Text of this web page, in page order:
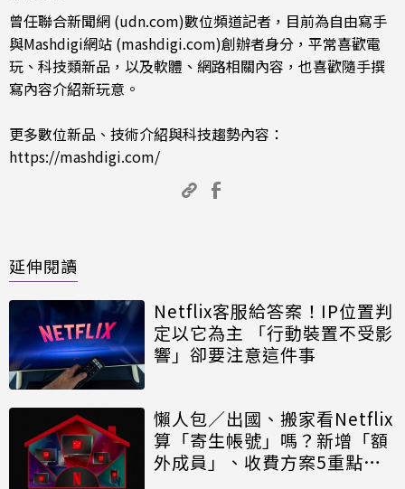
曾任聯合新聞網 (udn.com)數位頻道記者，目前為自由寫手
與Mashdigi網站 (mashdigi.com)創辦者身分，平常喜歡電
玩、科技類新品，以及軟體、網路相關內容，也喜歡隨手撰
寫內容介紹新玩意。
更多數位新品、技術介紹與科技趨勢內容：
https://mashdigi.com/
延伸閱讀
Netflix客服給答案！IP位置判
定以它為主 「行動裝置不受影
響」卻要注意這件事
懶人包／出國、搬家看Netflix
算「寄生帳號」嗎？新增「額
外成員」、收費方案5重點一